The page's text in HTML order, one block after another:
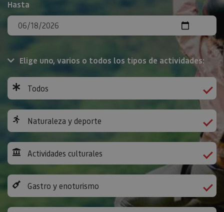
Hasta
Elige uno, varios o todos los tipos de actividades:
Todos
Naturaleza y deporte
Actividades culturales
Gastro y enoturismo